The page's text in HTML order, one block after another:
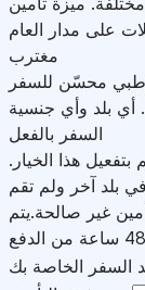
مغترب
وطبي محسّن للسفر
السفر بالفعل
هذا الخيار.
بلد آخر ولم تقم
غير صالحة.يتم
السفر الخاصة بك